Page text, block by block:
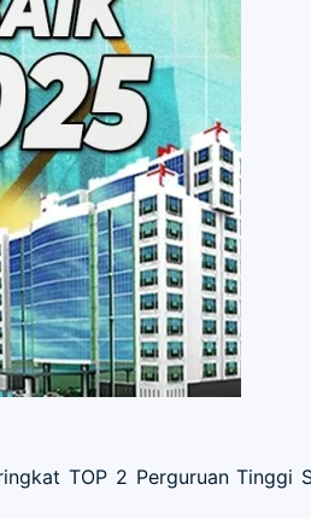
TOP 2 Perguruan Tinggi